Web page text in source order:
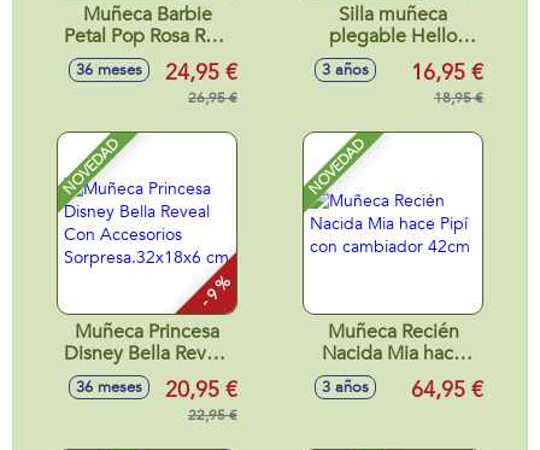
Muñeca Barbie
Petal Pop Rosa Roja
32x12x12 cm
36 meses 24,95 €
26,95 €
Silla muñeca
plegable Hello
Kitty
55x25.5x36cm
3 años 16,95 €
18,95 €
NOVEDAD
- 9 %
Muñeca Princesa
Disney Bella Reveal
Con Accesorios
Sorpresa.32x18x6
36 meses 20,95 €
22,95 €
NOVEDAD
Muñeca Recién
Nacida Mia hace
Pipí con cambiador
42cm
3 años 64,95 €